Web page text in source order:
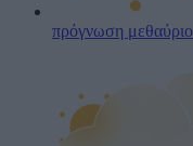
πρόγνωση μεθαύριο